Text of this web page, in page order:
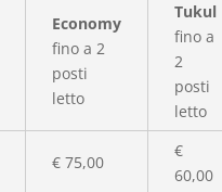
Economy
fino a 2
posti
letto
Tukul
fino a
2
posti
letto
€ 75,00
€
60,00